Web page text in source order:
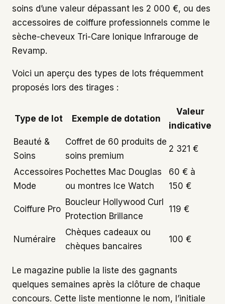
soins d’une valeur dépassant les 2 000 €, ou des
accessoires de coiffure professionnels comme le
sèche-cheveux Tri-Care Ionique Infrarouge de
Revamp.
Voici un aperçu des types de lots fréquemment
proposés lors des tirages :
Type de lot Exemple de dotation
Valeur
indicative
Beauté &
Soins
Coffret de 60 produits de
soins premium
2 321 €
Accessoires
Mode
Pochettes Mac Douglas
ou montres Ice Watch
60 € à
150 €
Coiffure Pro
Boucleur Hollywood Curl
Protection Brillance
119 €
Numéraire
Chèques cadeaux ou
chèques bancaires
100 €
Le magazine publie la liste des gagnants
quelques semaines après la clôture de chaque
concours. Cette liste mentionne le nom, l’initiale